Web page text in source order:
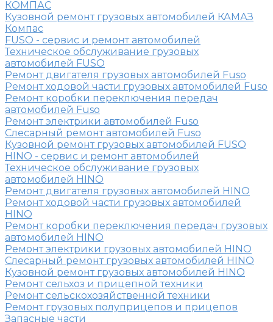
КОМПАС
Кузовной ремонт грузовых автомобилей КАМАЗ
Компас
FUSO - сервис и ремонт автомобилей
Техническое обслуживание грузовых
автомобилей FUSO
Ремонт двигателя грузовых автомобилей Fuso
Ремонт ходовой части грузовых автомобилей Fuso
Ремонт коробки переключения передач
автомобилей Fuso
Ремонт электрики автомобилей Fuso
Слесарный ремонт автомобилей Fuso
Кузовной ремонт грузовых автомобилей FUSO
HINO - сервис и ремонт автомобилей
Техническое обслуживание грузовых
автомобилей HINO
Ремонт двигателя грузовых автомобилей HINO
Ремонт ходовой части грузовых автомобилей
HINO
Ремонт коробки переключения передач грузовых
автомобилей HINO
Ремонт электрики грузовых автомобилей HINO
Слесарный ремонт грузовых автомобилей HINO
Кузовной ремонт грузовых автомобилей HINO
Ремонт сельхоз и прицепной техники
Ремонт сельскохозяйственной техники
Ремонт грузовых полуприцепов и прицепов
Запасные части